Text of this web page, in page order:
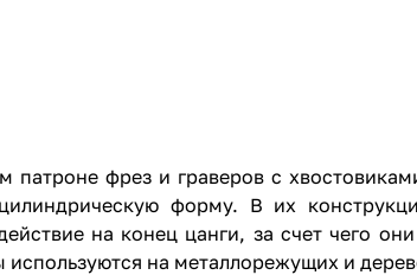
патроне фрез и граверов с
форму. В их
на конец цанги, за счет чего
на металлорежущих и